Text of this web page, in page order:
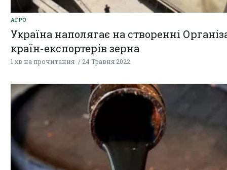
АГРО
Україна наполягає на створенні
країн-експортерів зерна
1 хв на прочитання 24 Травня 2022